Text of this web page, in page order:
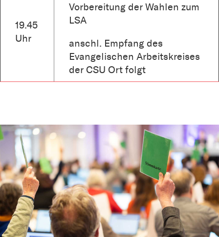
19.45
Uhr
Vorbereitung der Wahlen zum
LSA
anschl. Empfang des
Evangelischen Arbeitskreises
der CSU Ort folgt